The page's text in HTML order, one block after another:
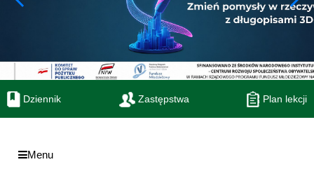
Dziennik Zastępstwa Plan lekcji
Menu